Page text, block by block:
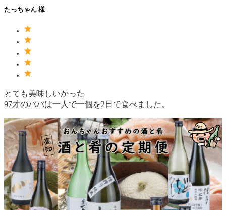
たっちゃん 様
とても美味しいかった
97才のババは一人で一個を2日で食べました。